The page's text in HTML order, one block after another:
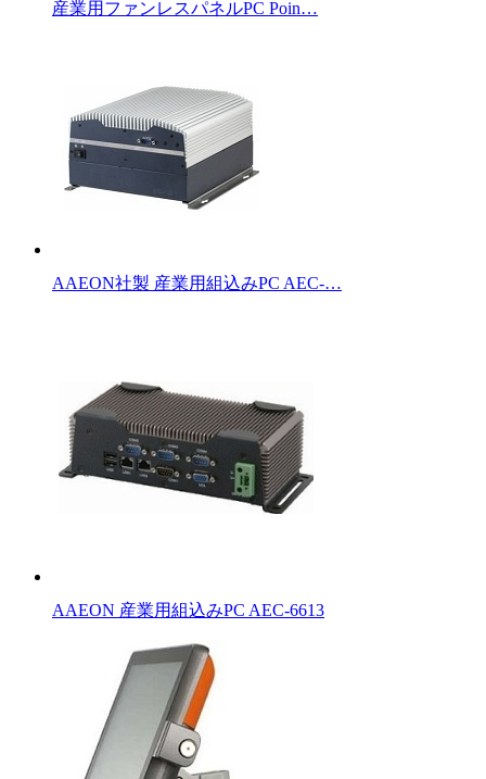
産業用ファンレスパネルPC Poin…
AAEON社製 産業用組込みPC AEC-…
AAEON 産業用組込みPC AEC-6613